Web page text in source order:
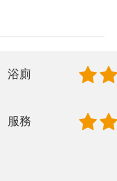
浴廁
服務